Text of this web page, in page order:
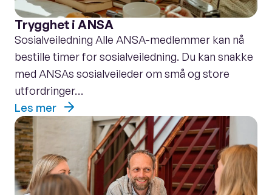
Trygghet i ANSA
Sosialveiledning Alle ANSA-medlemmer kan nå
bestille timer for sosialveiledning. Du kan snakke
med ANSAs sosialveileder om små og store
utfordringer…
Les mer